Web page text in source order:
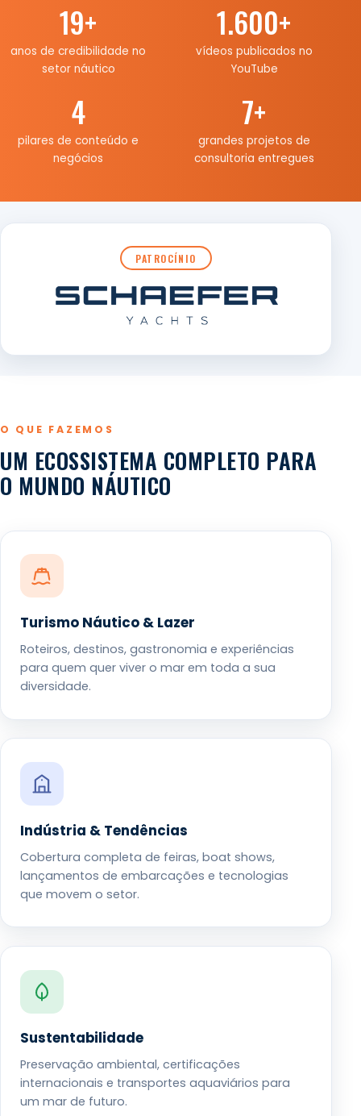
19+
anos de credibilidade no
setor náutico
1.600+
vídeos publicados no
YouTube
4
pilares de conteúdo e
negócios
7+
grandes projetos de
consultoria entregues
PATROCÍNIO
O QUE FAZEMOS
UM ECOSSISTEMA COMPLETO PARA
O MUNDO NÁUTICO
Turismo Náutico & Lazer
Roteiros, destinos, gastronomia e experiências
para quem quer viver o mar em toda a sua
diversidade.
Indústria & Tendências
Cobertura completa de feiras, boat shows,
lançamentos de embarcações e tecnologias
que movem o setor.
Sustentabilidade
Preservação ambiental, certificações
internacionais e transportes aquaviários para
um mar de futuro.